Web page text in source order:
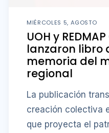
MIÉRCOLES 5, AGOSTO
UOH y
lanzaron libro
memoria del
regional
La publicación
creación colectiva
que proyecta el